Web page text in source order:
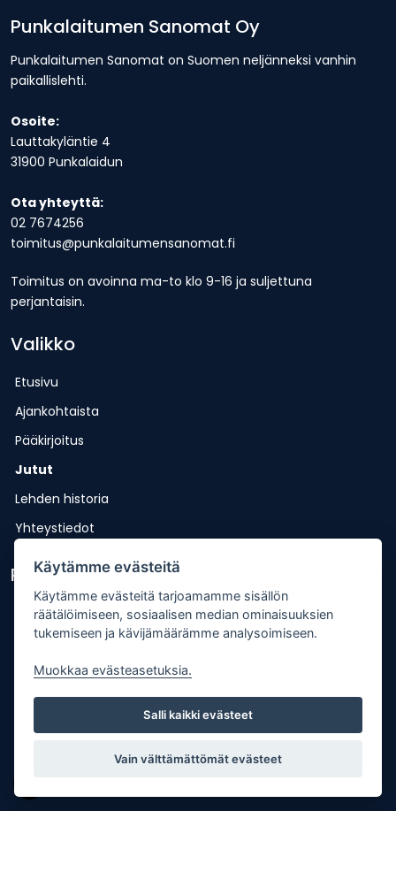
Punkalaitumen Sanomat Oy
Punkalaitumen Sanomat on Suomen neljänneksi vanhin
paikallislehti.
Osoite:
Lauttakyläntie 4
31900 Punkalaidun
Ota yhteyttä:
02 7674256
toimitus@punkalaitumensanomat.fi
Toimitus on avoinna ma-to klo 9-16 ja suljettuna
perjantaisin.
Valikko
Etusivu
Ajankohtaista
Pääkirjoitus
Jutut
Lehden historia
Yhteystiedot
Pikalinkit
Lähetä uutisvinkki
Kopiointiohje
Mediakortti
Tilaa lehti
Osoitteenmuutos
Käytämme evästeitä
Käytämme evästeitä tarjoamamme sisällön
räätälöimiseen, sosiaalisen median ominaisuuksien
tukemiseen ja kävijämäärämme analysoimiseen.
Muokkaa evästeasetuksia.
Salli kaikki evästeet
Vain välttämättömät evästeet